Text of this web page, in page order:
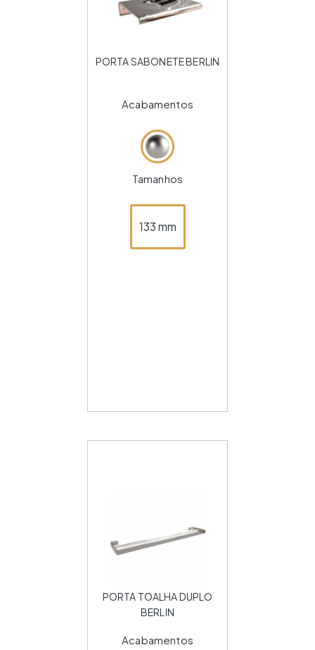
PORTA SABONETE BERLIN
Acabamentos
Tamanhos
133 mm
PORTA TOALHA DUPLO
BERLIN
Acabamentos